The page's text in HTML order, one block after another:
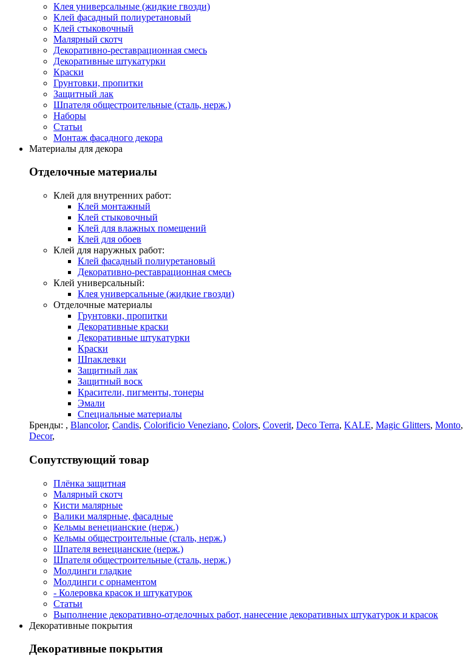
Клея универсальные (жидкие гвозди)
Клей фасадный полиуретановый
Клей стыковочный
Малярный скотч
Декоративно-реставрационная смесь
Декоративные штукатурки
Краски
Грунтовки, пропитки
Защитный лак
Шпателя общестроительные (сталь, нерж.)
Наборы
Статьи
Монтаж фасадного декора
Материалы для декора
Отделочные материалы
Клей для внутренних работ:
Клей монтажный
Клей стыковочный
Клей для влажных помещений
Клей для обоев
Клей для наружных работ:
Клей фасадный полиуретановый
Декоративно-реставрационная смесь
Клей универсальный:
Клея универсальные (жидкие гвозди)
Отделочные материалы
Грунтовки, пропитки
Декоративные краски
Декоративные штукатурки
Краски
Шпаклевки
Защитный лак
Защитный воск
Красители, пигменты, тонеры
Эмали
Специальные материалы
Бренды: , Blancolor, Candis, Colorificio Veneziano, Colors, Coverit, Deco Terra, KALE, Magic Glitters, Monto,
Decor,
Сопутствующий товар
Плёнка защитная
Малярный скотч
Кисти малярные
Валики малярные, фасадные
Кельмы венецианские (нерж.)
Кельмы общестроительные (сталь, нерж.)
Шпателя венецианские (нерж.)
Шпателя общестроительные (сталь, нерж.)
Молдинги гладкие
Молдинги с орнаментом
- Колеровка красок и штукатурок
Статьи
Выполнение декоративно-отделочных работ, нанесение декоративных штукатурок и красок
Декоративные покрытия
Декоративные покрытия